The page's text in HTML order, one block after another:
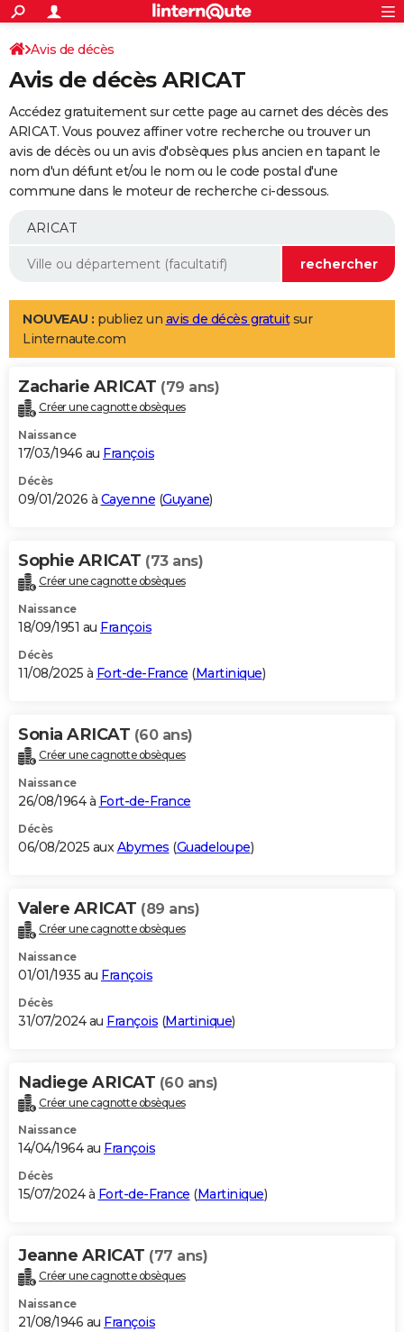
ACTUALITÉS
Politique
Société
Faits Divers
Education
Monde
Villes
+
SPORT
Coupe du monde 2026
Football
Tennis
Cyclisme
Rugby
Forum
Programme TV
TNT
Streaming
Cinéma
Sorties cinéma
Musique
+
FINANCE
Retraite
Epargne
Immobilier
Risques naturels par ville
Banque
Assurance
AUTO
Essais
Réserver un essai
Citadines
Berlines
SUV
Forum auto
+
Mobiles
Meilleur smartphone
Internet
Ordinateurs
Jeux vidéo
Guide high-tech
Aménagement intérieur
LIFESTYLE
Art de vivre
Bien-être
Loisirs
Mode
Modes de vie
Alimentation
Guide de la santé
Maladies
Médicaments
Sommeil
VOYAGE
Destinations
City break
Voyage nature
Voyage de noces
Forum
Climat
+PHOTO
GUIDES D'ACHAT
BONS PLANS
Carte de Noël
Carte Bonne année
Carte Saint-Valentin
Carte Pâques
Carte d'anniversaire
DICTIONNAIRE
Dictionnaire
Biographies
Citations
Expressions
Proverbes
PROGRAMME TV
S'inscrire
Se connecter
Lycées
Collèges
Primaires
Universités
Entreprises
Service militaire
Avis de recherche
AVIS DE DÉCÈS
Bricolage
Lifestyle
Culture
Sport
Auto
Television
Voyage
Cinema
Avis de décès
Avis de décès ARICAT
Accédez gratuitement sur cette page au carnet des décès des
ARICAT. Vous pouvez affiner votre recherche ou trouver un
avis de décès ou un avis d'obsèques plus ancien en tapant le
nom d'un défunt et/ou le nom ou le code postal d'une
commune dans le moteur de recherche ci-dessous.
NOUVEAU : publiez un avis de décès gratuitsur
Linternaute.com
Zacharie ARICAT (79 ans)
Créer une cagnotte obsèques
Naissance
17/03/1946 au François
Décès
09/01/2026 à Cayenne (Guyane)
Sophie ARICAT (73 ans)
Créer une cagnotte obsèques
Naissance
18/09/1951 au François
Décès
11/08/2025 à Fort-de-France (Martinique)
Sonia ARICAT (60 ans)
Créer une cagnotte obsèques
Naissance
26/08/1964 à Fort-de-France
Décès
06/08/2025 auxAbymes (Guadeloupe)
Valere ARICAT (89 ans)
Créer une cagnotte obsèques
Naissance
01/01/1935 au François
Décès
31/07/2024 au François (Martinique)
Nadiege ARICAT (60 ans)
Créer une cagnotte obsèques
Naissance
14/04/1964 au François
Décès
15/07/2024 à Fort-de-France (Martinique)
Jeanne ARICAT (77 ans)
Créer une cagnotte obsèques
Naissance
21/08/1946 au François